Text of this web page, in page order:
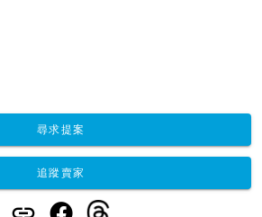
尋求提案
追蹤賣家